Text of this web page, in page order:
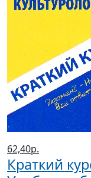
62,40р.
Краткий